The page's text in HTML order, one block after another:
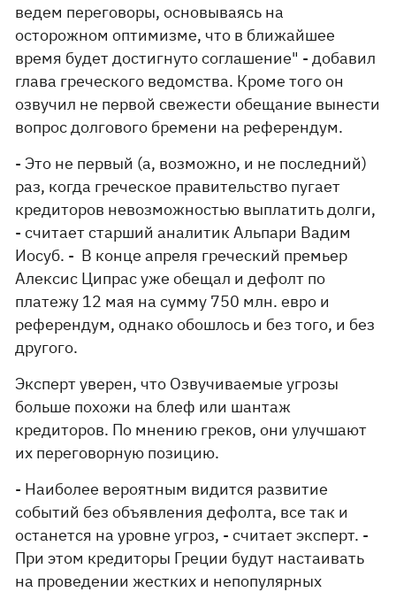
ведем переговоры, основываясь на
осторожном оптимизме, что в ближайшее
время будет достигнуто соглашение" - добавил
глава греческого ведомства. Кроме того он
озвучил не первой свежести обещание вынести
вопрос долгового бремени на референдум.
- Это не первый (а, возможно, и не последний)
раз, когда греческое правительство пугает
кредиторов невозможностью выплатить долги,
- считает старший аналитик Альпари Вадим
Иосуб. - В конце апреля греческий премьер
Алексис Ципрас уже обещал и дефолт по
платежу 12 мая на сумму 750 млн. евро и
референдум, однако обошлось и без того, и без
другого.
Эксперт уверен, что Озвучиваемые угрозы
больше похожи на блеф или шантаж
кредиторов. По мнению греков, они улучшают
их переговорную позицию.
- Наиболее вероятным видится развитие
событий без объявления дефолта, все так и
останется на уровне угроз, - считает эксперт. -
При этом кредиторы Греции будут настаивать
на проведении жестких и непопулярных